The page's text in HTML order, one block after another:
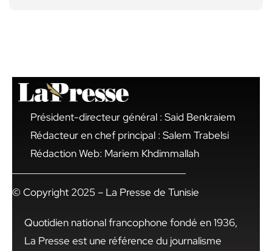
Président-directeur général : Said Benkraiem
Rédacteur en chef principal : Salem Trabelsi
Rédaction Web: Mariem Khdimmallah
© Copyright 2025 – La Presse de Tunisie
Quotidien national francophone fondé en 1936,
La Presse est une référence du journalisme